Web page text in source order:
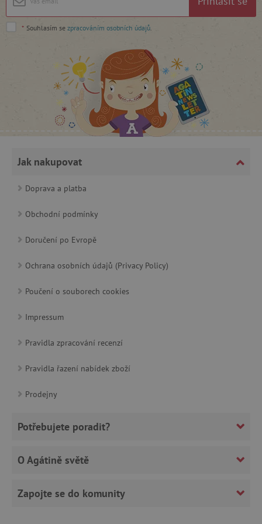
* Souhlasím se zpracováním osobních údajů
Jak nakupovat
Doprava a platba
Obchodní podmínky
Doručení po Evropě
Ochrana osobních údajů (Privacy Policy)
Poučení o souborech cookies
Impressum
Pravidla zpracování recenzí
Pravidla řazení nabídek zboží
Prodejny
Potřebujete poradit?
O Agátině světě
Zapojte se do komunity
_lb_ccc .agatinsvet.cz
cjConsent